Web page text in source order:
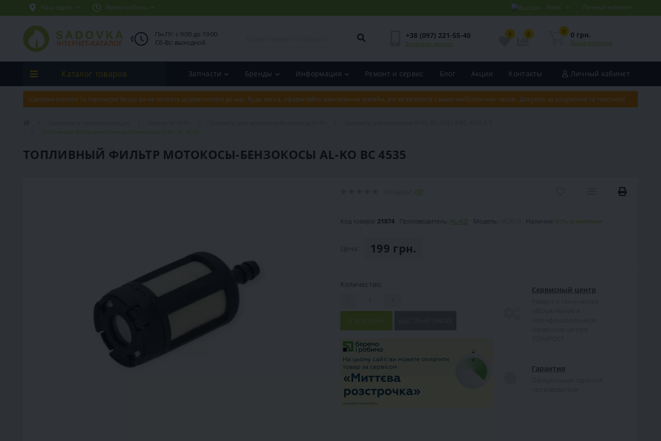
Наш адрес Время работы Язык Личный кабинет
Пн-Пт: с 9:00 до 19:00
Сб-Вс: выходной
+38 (097) 221-55-40
Заказать звонок
0 0 0 0 грн.
Ваша корзина
Каталог товаров Запчасти Бренды Информация Ремонт и сервис Блог Акции Контакты Личный кабинет
Шановні клієнти та партнери! Якщо ви не можете додзвонитися до нас, будь ласка, оформляйте замовлення онлайн, ми зв'яжемося з вами найближчим часом. Дякуємо за розуміння та терпіння!
Топливный фильтр мотокосы-бензокосы Al-Ko BC 4535
ТОПЛИВНЫЙ ФИЛЬТР МОТОКОСЫ-БЕНЗОКОСЫ AL-KO BC 4535
(0)
Код товара: 21874 Производитель: AL-KO Модель: Наличие: Есть в наличии
199 грн.
Количество:
В КОРЗИНУ
Сервисный центр
Гарантия